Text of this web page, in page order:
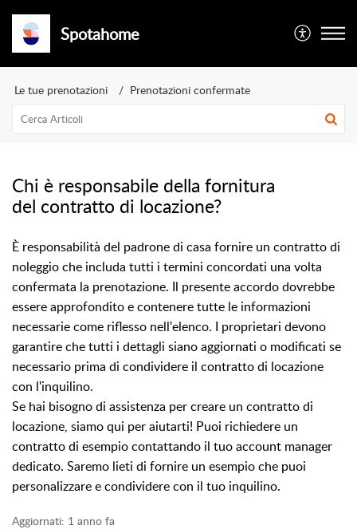
Spotahome
Le tue prenotazioni Prenotazioni confermate
Chi è responsabile della fornitura
del contratto di locazione?
È responsabilità del padrone di casa fornire un contratto di
noleggio che includa tutti i termini concordati una volta
confermata la prenotazione. Il presente accordo dovrebbe
essere approfondito e contenere tutte le informazioni
necessarie come riflesso nell'elenco. I proprietari devono
garantire che tutti i dettagli siano aggiornati o modificati se
necessario prima di condividere il contratto di locazione
con l'inquilino.
Se hai bisogno di assistenza per creare un contratto di
locazione, siamo qui per aiutarti! Puoi richiedere un
contratto di esempio contattando il tuo account manager
dedicato. Saremo lieti di fornire un esempio che puoi
personalizzare e condividere con il tuo inquilino.
Aggiornati: 1 anno fa